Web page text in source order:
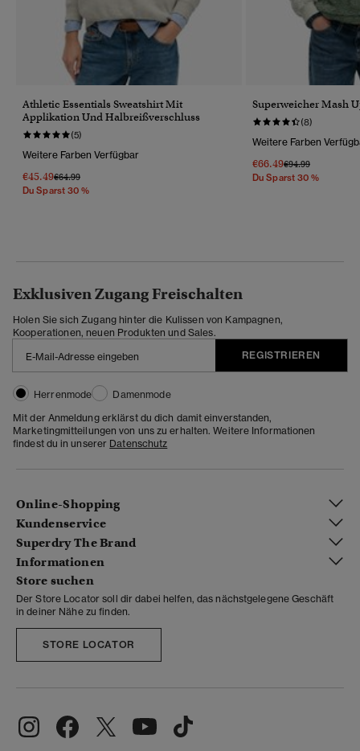
Athletic Essentials Sweatshirt Mit
Applikation Und Halbreißverschluss
(5)
Weitere Farben Verfügbar
€45.49Preis Wurde Reduziert Von
€64.99Bis
Du Sparst 30 %
Superweicher Mash
(8)
Weitere Farben
€66.49Preis Wurde
€94.99Bis
Du Sparst 30 %
Exklusiven Zugang Freischalten
Holen Sie sich Zugang hinter die Kulissen von Kampagnen,
Kooperationen, neuen Produkten und Sales.
REGISTRIEREN
Herrenmode
Damenmode
Mit der Anmeldung erklärst du dich damit einverstanden,
Marketingmitteilungen von uns zu erhalten. Weitere Informationen
findest du in unserer Datenschutz
Online-Shopping
Kundenservice
Superdry The Brand
Informationen
Store suchen
Der Store Locator soll dir dabei helfen, das nächstgelegene Geschäft
in deiner Nähe zu finden.
STORE LOCATOR